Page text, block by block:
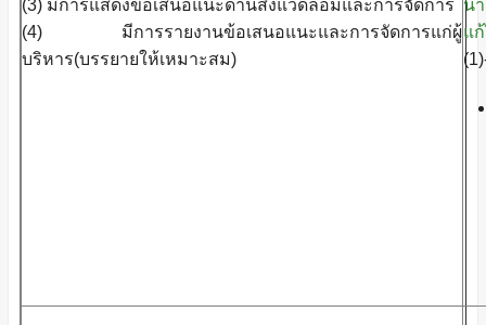
(3) มีการแสดงข้อเสนอแนะด้านสิ่งแวดล้อมและการจัดการ
(4) มีการรายงานข้อเสนอแนะและการจัดการแก่ผู้
บริหาร(บรรยายให้เหมาะสม)
น
แ